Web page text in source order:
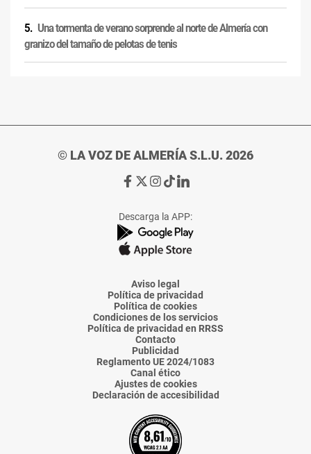
Una tormenta de verano sorprende al norte de Almería con
granizo del tamaño de pelotas de tenis
© LA VOZ DE ALMERÍA S.L.U. 2026
Ir
de
La
Voz
Almería
Ir
de
La
Voz
Almería
Ir
de
La
Voz
Almería
Ir
de
La
Voz
Almería
Ir
de
La
Voz
Descarga la APP:
Aviso legal
Política de privacidad
Política de cookies
Condiciones de los servicios
Política de privacidad en RRSS
Contacto
Publicidad
Reglamento UE 2024/1083
Canal ético
Ajustes de cookies
Declaración de accesibilidad